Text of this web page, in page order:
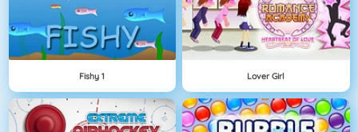
Fishy 1 Lover Girl